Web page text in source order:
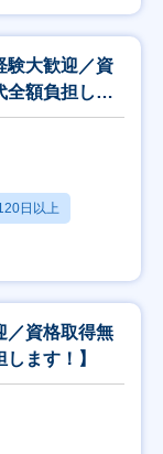
験大歓迎／資
全額負担しま
日以上
／資格取得無
ます！】